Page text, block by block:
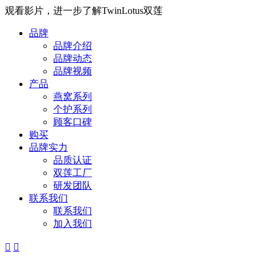
观看影片，进一步了解TwinLotus双莲
品牌
品牌介绍
品牌动态
品牌视频
产品
燕窝系列
个护系列
顾客口碑
购买
品牌实力
品质认证
双莲工厂
研发团队
联系我们
联系我们
加入我们
 